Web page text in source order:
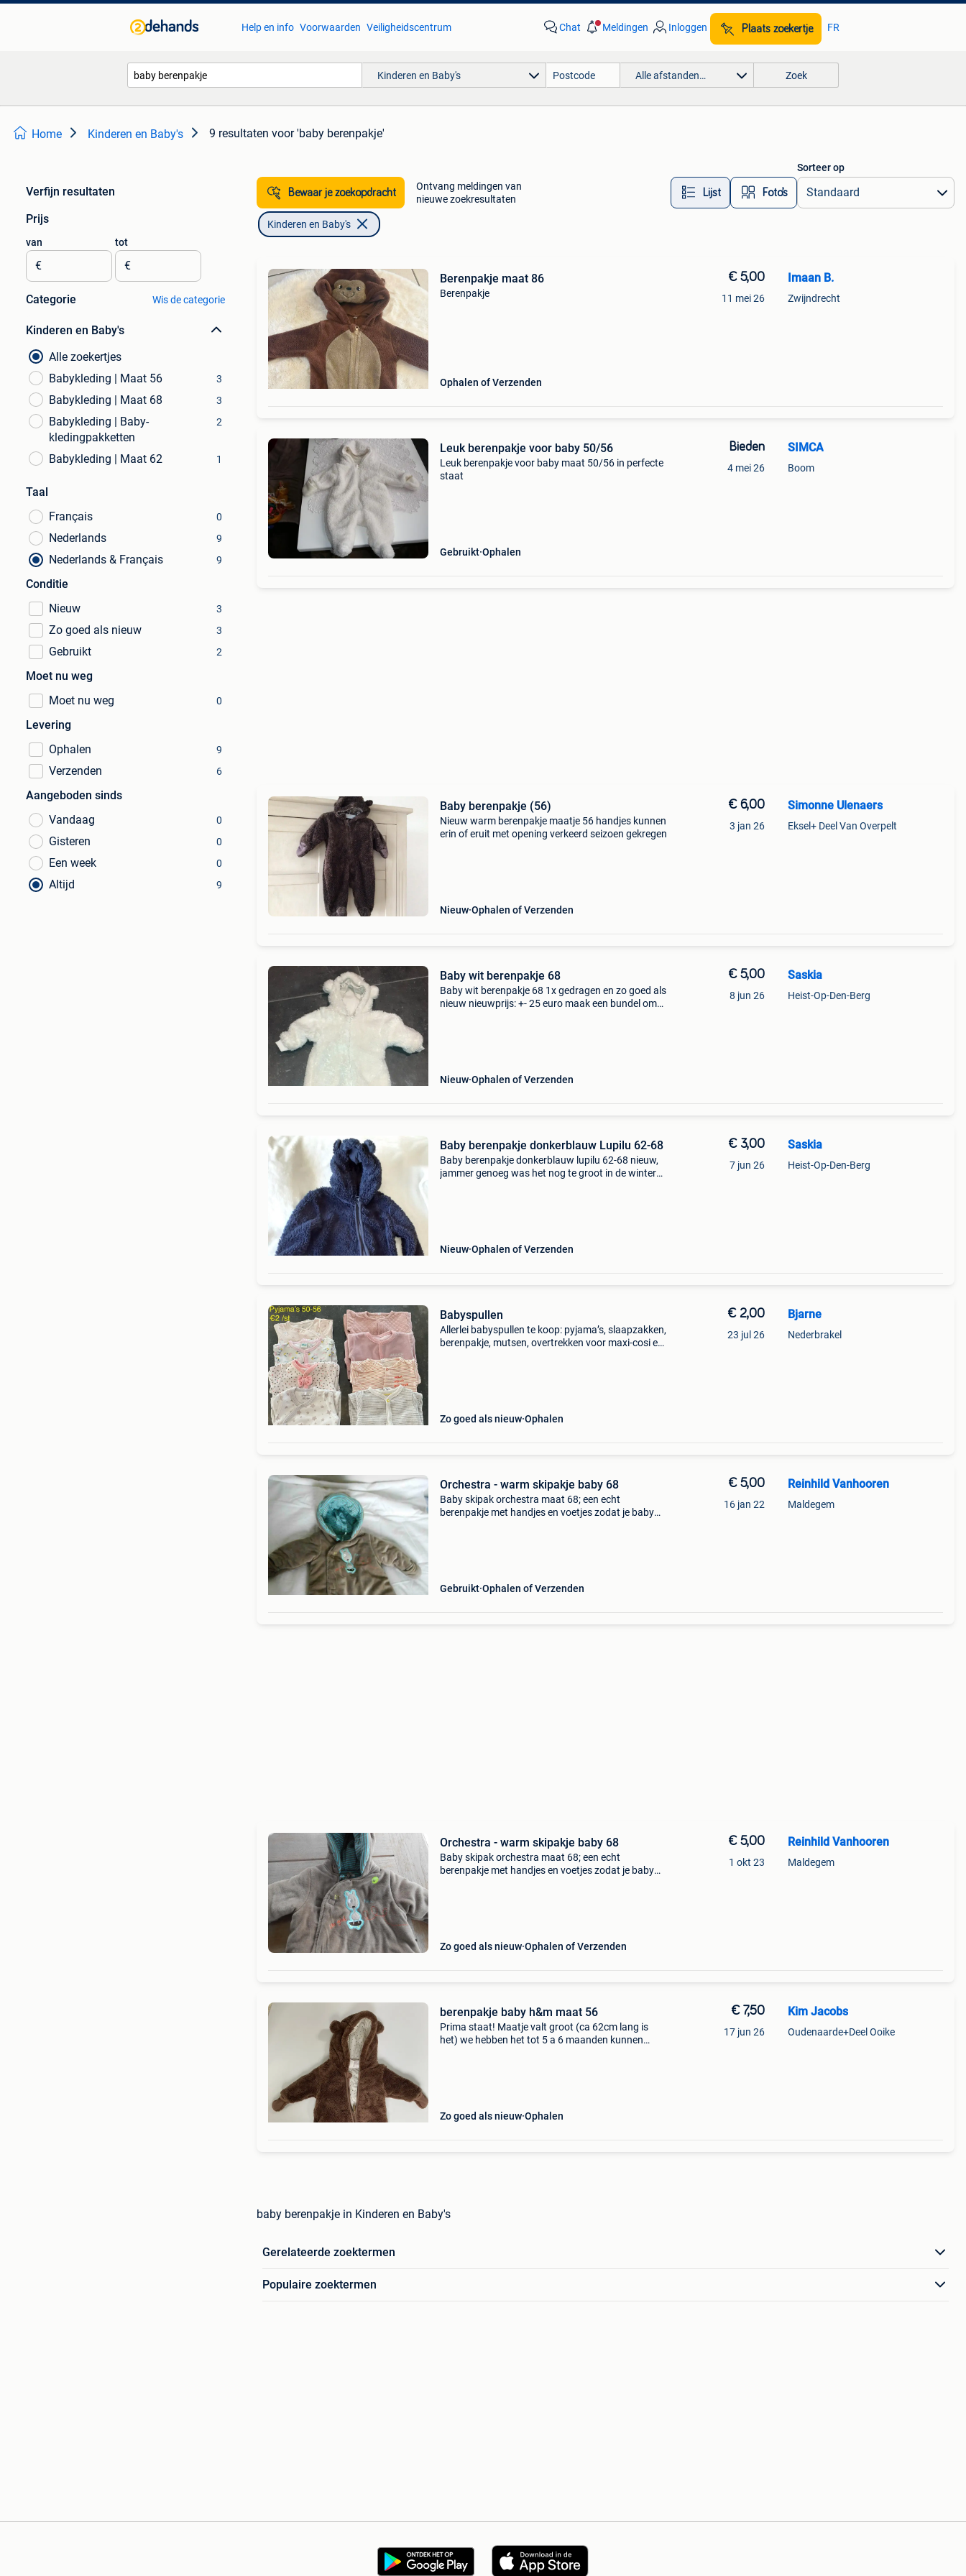
Help en info Voorwaarden Veiligheidscentrum Chat Meldingen Inloggen Plaats zoekertje FR
Kinderen en Baby's Alle afstanden… Zoek
Home Kinderen en Baby's 9 resultaten voor 'baby berenpakje'
Verfijn resultaten
Prijs
van
€
tot
€
Categorie Wis de categorie
Kinderen en Baby's
Alle zoekertjes
Babykleding | Maat 56
3
Babykleding | Maat 68 3
Babykleding | Baby-
kledingpakketten
2
Babykleding | Maat 62 1
Taal
Français
0
Nederlands 9
Nederlands & Français 9
Conditie
Nieuw
3
Zo goed als nieuw 3
Gebruikt 2
Moet nu weg
Moet nu weg
0
Levering
Ophalen
9
Verzenden 6
Aangeboden sinds
Vandaag
0
Gisteren 0
Een week 0
Altijd 9
Bewaar je zoekopdracht
Ontvang meldingen van
nieuwe zoekresultaten
Lijst Foto’s
Sorteer op
Kinderen en Baby's
Berenpakje maat 86
Berenpakje
Ophalen of Verzenden
€ 5,00
11 mei 26
Imaan B.
Zwijndrecht
Leuk berenpakje voor baby 50/56
Leuk berenpakje voor baby maat 50/56 in perfecte
staat
Gebruikt Ophalen
Bieden
4 mei 26
SIMCA
Boom
Baby berenpakje (56)
Nieuw warm berenpakje maatje 56 handjes kunnen
erin of eruit met opening verkeerd seizoen gekregen
Nieuw Ophalen of Verzenden
€ 6,00
3 jan 26
Simonne Ulenaers
Eksel+ Deel Van Overpelt
Baby wit berenpakje 68
Baby wit berenpakje 68 1x gedragen en zo goed als
nieuw nieuwprijs: +- 25 euro maak een bundel om
Nieuw Ophalen of Verzenden
€ 5,00
8 jun 26
Saskia
Heist-Op-Den-Berg
Baby berenpakje donkerblauw Lupilu 62-68
Baby berenpakje donkerblauw lupilu 62-68 nieuw,
jammer genoeg was het nog te groot in de winter
Nieuw Ophalen of Verzenden
€ 3,00
7 jun 26
Saskia
Heist-Op-Den-Berg
Babyspullen
Allerlei babyspullen te koop: pyjama’s, slaapzakken,
berenpakje, mutsen, overtrekken voor maxi-cosi en
Zo goed als nieuw Ophalen
€ 2,00
23 jul 26
Bjarne
Nederbrakel
Orchestra - warm skipakje baby 68
Baby skipak orchestra maat 68; een echt
berenpakje met handjes en voetjes zodat je baby
Gebruikt Ophalen of Verzenden
€ 5,00
16 jan 22
Reinhild Vanhooren
Maldegem
Orchestra - warm skipakje baby 68
Baby skipak orchestra maat 68; een echt
berenpakje met handjes en voetjes zodat je baby
Zo goed als nieuw Ophalen of Verzenden
€ 5,00
1 okt 23
Reinhild Vanhooren
Maldegem
berenpakje baby h&m maat 56
Prima staat! Maatje valt groot (ca 62cm lang is
het) we hebben het tot 5 a 6 maanden kunnen
Zo goed als nieuw Ophalen
€ 7,50
17 jun 26
Kim Jacobs
Oudenaarde+Deel Ooike
baby berenpakje in Kinderen en Baby's
Gerelateerde zoektermen
Populaire zoektermen